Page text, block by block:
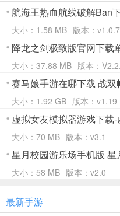
航海王热血航线破解Ban
大小：1.58 MB 版本：v1.0.7
降龙之剑极致版官网下载
大小：37.88 MB 版本：
赛马娘手游在哪下载 战
大小：1.92 GB 版本：v1.19
虚拟女友模拟器游戏下载
大小：70 MB 版本：v3.1
星月校园游乐场手机版
大小：58 MB 版本：v2.0
最新手游